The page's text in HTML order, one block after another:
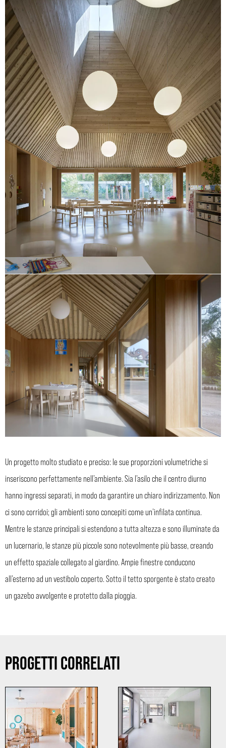
Un progetto molto studiato e preciso: le sue proporzioni volumetriche si
inseriscono perfettamente nell’ambiente. Sia l’asilo che il centro diurno
hanno ingressi separati, in modo da garantire un chiaro indirizzamento. Non
ci sono corridoi; gli ambienti sono concepiti come un’infilata continua.
Mentre le stanze principali si estendono a tutta altezza e sono illuminate da
un lucernario, le stanze più piccole sono notevolmente più basse, creando
un effetto spaziale collegato al giardino. Ampie finestre conducono
all’esterno ad un vestibolo coperto. Sotto il tetto sporgente è stato creato
un gazebo avvolgente e protetto dalla pioggia.
PROGETTI CORRELATI